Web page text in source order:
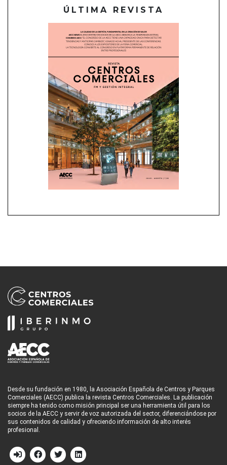
ÚLTIMA REVISTA
Desde su fundación en 1980, la Asociación Española de Centros y Parques
Comerciales (AECC) publica la revista Centros Comerciales. La publicación
siempre ha tenido como misión principal ser una herramienta útil para los
socios de la AECC y servir de voz autorizada del sector, diferenciándose por
sus contenidos de calidad y ofreciendo información de alto interés
profesional.